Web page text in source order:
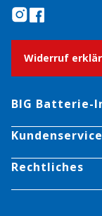
Widerruf
BIG Batterie-
Kundenservice
Rechtliches